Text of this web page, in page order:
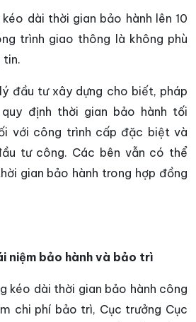
dài thời gian bảo hành lên 10
trình giao thông là không phù
tin.
đầu tư xây dựng cho biết, pháp
định thời gian bảo hành tối
với công trình cấp đặc biệt và
tư công. Các bên vẫn có thể
gian bảo hành trong hợp đồng
niệm bảo hành và bảo trì
kéo dài thời gian bảo hành công
chi phí bảo trì, Cục trưởng Cục